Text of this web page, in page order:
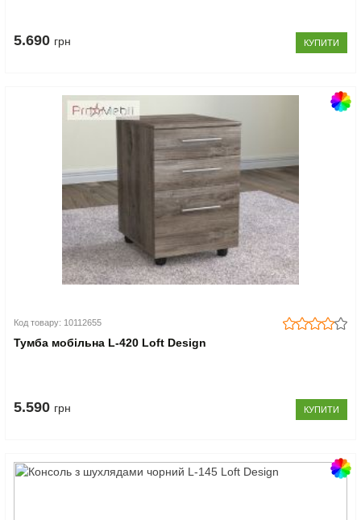
5.690 грн КУПИТИ
Код товару: 10112655
Тумба мобільна L-420 Loft Design
5.590 грн КУПИТИ